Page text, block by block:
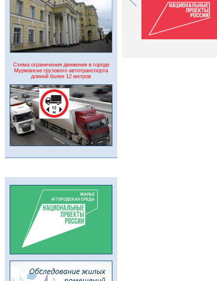
Схема ограничения движения в городе
Мурманске грузового автотранспорта
длиной более 12 метров